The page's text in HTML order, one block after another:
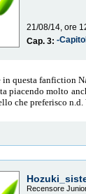
21/08/14, ore
Cap. 3:-
in questa fanfiction
piacendo molto
che preferisco
Recensore